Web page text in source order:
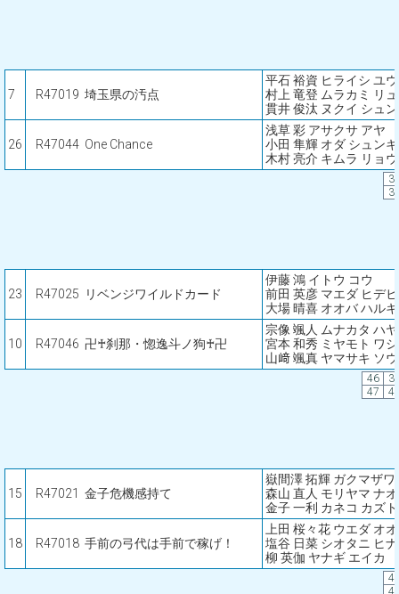
7 R47019 埼玉県の汚点
平石 裕資 ヒライシ ユ
村上 竜登 ムラカミ リ
貫井 俊汰 ヌクイ シュ
26 R47044 One Chance
浅草 彩 アサクサ アヤ
小田 隼輝 オダ シュンキ
木村 亮介 キムラ リョ
23 R47025 リベンジワイルドカード
伊藤 鴻 イトウ コウ
前田 英彦 マエダ ヒデ
大場 晴喜 オオバ ハルキ
10 R47046 卍♰刹那・惚逸斗ノ狗♰卍
宗像 颯人 ムナカタ ハ
宮本 和秀 ミヤモト ワ
山﨑 颯真 ヤマサキ ソ
46
47
15 R47021 金子危機感持て
嶽間澤 拓輝 ガクマザワ
森山 直人 モリヤマ ナ
金子 一利 カネコ カズ
18 R47018 手前の弓代は手前で稼げ！
上田 桜々花 ウエダ オ
塩谷 日菜 シオタニ ヒナ
柳 英伽 ヤナギ エイカ